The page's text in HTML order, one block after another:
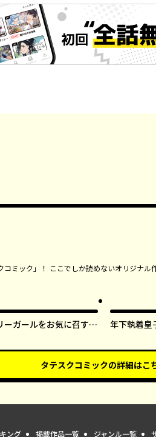
ミック」！ ここでしか読めないオリジナ
ーガールをお気に召すま
年下執着皇
タテスクコミックの詳細はこ
ング 掲載作品一覧 ジャンル一覧